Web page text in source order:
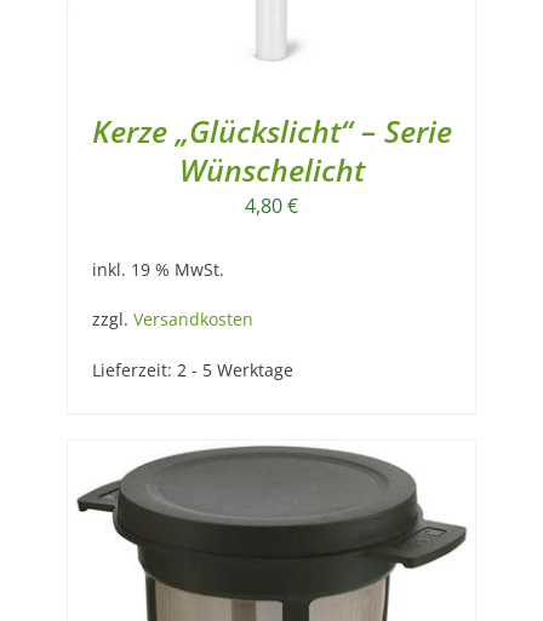
Kerze „Glückslicht“ – Serie
Wünschelicht
4,80€
inkl. 19 % MwSt.
zzgl. Versandkosten
Lieferzeit: 2 - 5 Werktage